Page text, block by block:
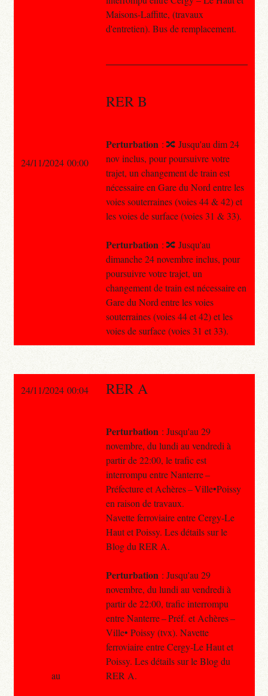
Maisons-Laffitte, (travaux
d'entretien). Bus de remplacement.
RER B
Perturbation : 🔀 Jusqu'au dim 24
nov inclus, pour poursuivre votre
trajet, un changement de train est
nécessaire en Gare du Nord entre les
voies souterraines (voies 44 & 42) et
les voies de surface (voies 31 & 33).
Perturbation : 🔀 Jusqu'au
dimanche 24 novembre inclus, pour
poursuivre votre trajet, un
changement de train est nécessaire en
Gare du Nord entre les voies
souterraines (voies 44 et 42) et les
voies de surface (voies 31 et 33).
24/11/2024 00:00
24/11/2024 00:04 RER A
Perturbation : Jusqu'au 29
novembre, du lundi au vendredi à
partir de 22:00, le trafic est
interrompu entre Nanterre –
Préfecture et Achères – Ville•Poissy
en raison de travaux.
Navette ferroviaire entre Cergy-Le
Haut et Poissy. Les détails sur le
Blog du RER A.
Perturbation : Jusqu'au 29
novembre, du lundi au vendredi à
partir de 22:00, trafic interrompu
entre Nanterre – Préf. et Achères –
Ville• Poissy (tvx). Navette
ferroviaire entre Cergy-Le Haut et
Poissy. Les détails sur le Blog du
RER A.
au